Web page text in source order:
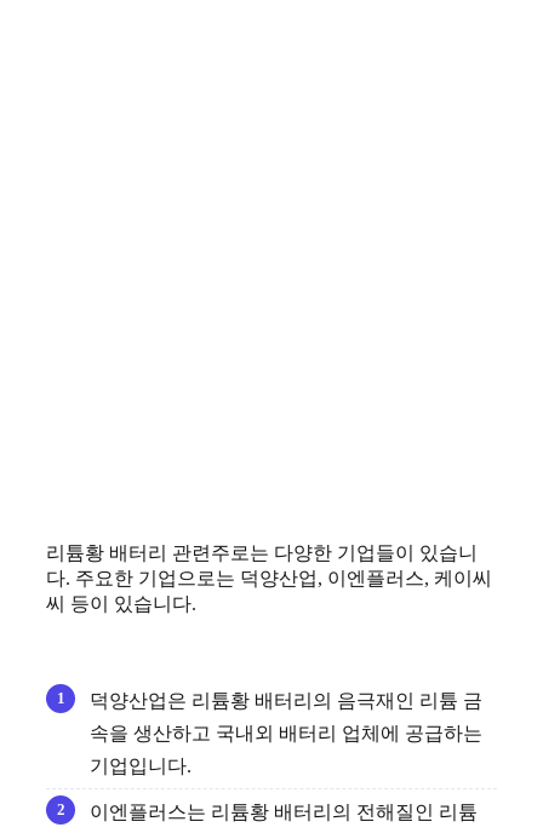
리튬황 배터리 관련주로는 다양한 기업들이 있습니
다. 주요한 기업으로는 덕양산업, 이엔플러스, 케이씨
씨 등이 있습니다.
덕양산업은 리튬황 배터리의 음극재인 리튬 금
속을 생산하고 국내외 배터리 업체에 공급하는
기업입니다.
이엔플러스는 리튬황 배터리의 전해질인 리튬